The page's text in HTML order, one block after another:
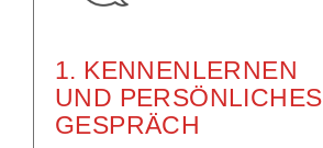
1. KENNENLERNEN
UND PERSÖNLICHES
GESPRÄCH